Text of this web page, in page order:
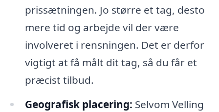
prissætningen. Jo større et tag, desto
mere tid og arbejde vil der være
involveret i rensningen. Det er derfor
vigtigt at få målt dit tag, så du får et
præcist tilbud.
Geografisk placering: Selvom Velling